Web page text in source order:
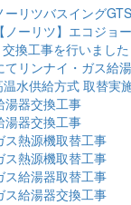
ーリツバスイング
ーリツ】エコジョ
換工事を行いました
てリンナイ・ガス給
水供給方式 取替実
湯器交換工事
湯器交換工事
ス熱源機取替工事
ス熱源機取替工事
ス給湯器取替工事
ス給湯器交換工事